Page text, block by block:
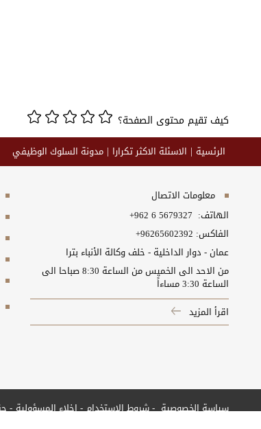
كيف تقيم محتوى الصفحة؟
الرئسية الاسئلة الاكثر تكرارا مدونة السلوك الوظيفي
معلومات الاتصال
الهاتف: +962 6 5679327
الفاكس: +96265602392
عمان - دوار الداخلية - خلف وكالة الأنباء بترا
من الاحد الى الخميس من الساعة 8:30 صباحا الى
الساعة 3:30 مساءاً
اقرأ المزيد
سياسة الخصوصية شروط الاستخدام إخلاء المسؤولية